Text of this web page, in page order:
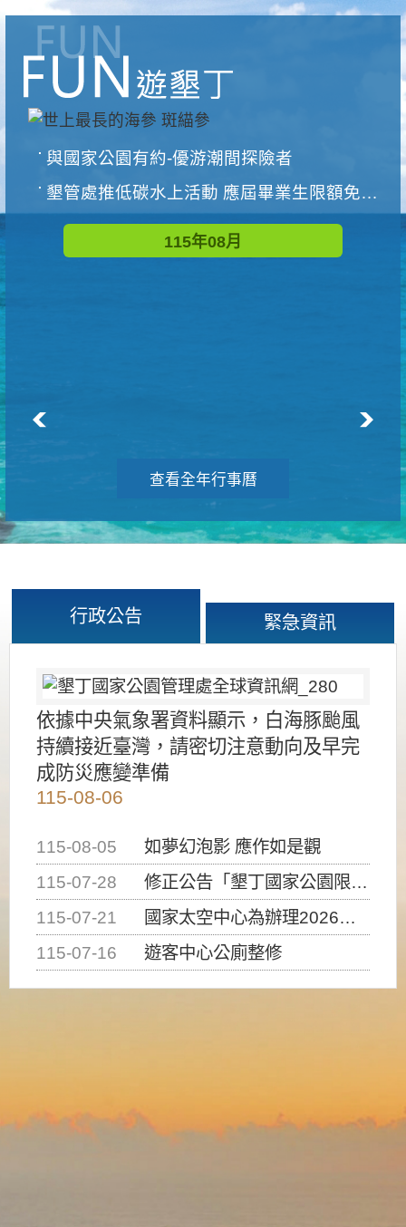
與國家公園有約-優游潮間探險者
墾管處推低碳水上活動 應屆畢業生限額免費參加
115年08月
查看全年行事曆
行政公告 緊急資訊
依據中央氣象署資料顯示，白海豚颱風
持續接近臺灣，請密切注意動向及早完
成防災應變準備
115-08-06
115-08-05
如夢幻泡影 應作如是觀
115-07-28
修正公告「墾丁國家公園限制水域遊憩活動之種類、範圍、時間及行為」，自即日生效。
115-07-21
國家太空中心為辦理2026台灣盃火箭競賽，陸、海、空域警戒及協調相關事宜，因颱風備案事宜
115-07-16
遊客中心公廁整修